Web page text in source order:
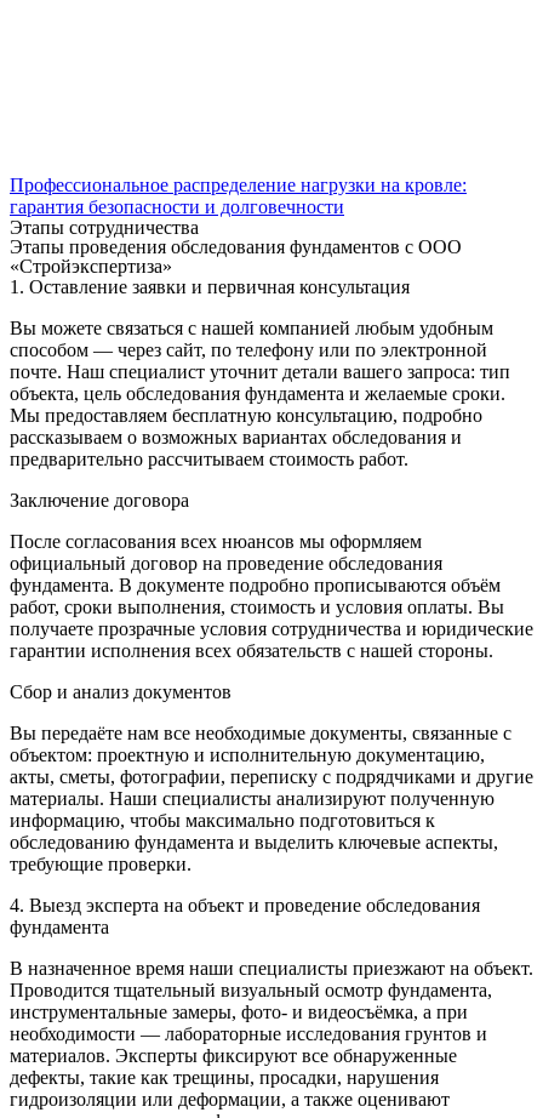
Профессиональное распределение нагрузки на кровле:
гарантия безопасности и долговечности
Этапы сотрудничества
Этапы проведения обследования фундаментов с ООО
«Стройэкспертиза»
1. Оставление заявки и первичная консультация
Вы можете связаться с нашей компанией любым удобным
способом — через сайт, по телефону или по электронной
почте. Наш специалист уточнит детали вашего запроса: тип
объекта, цель обследования фундамента и желаемые сроки.
Мы предоставляем бесплатную консультацию, подробно
рассказываем о возможных вариантах обследования и
предварительно рассчитываем стоимость работ.
Заключение договора
После согласования всех нюансов мы оформляем
официальный договор на проведение обследования
фундамента. В документе подробно прописываются объём
работ, сроки выполнения, стоимость и условия оплаты. Вы
получаете прозрачные условия сотрудничества и юридические
гарантии исполнения всех обязательств с нашей стороны.
Сбор и анализ документов
Вы передаёте нам все необходимые документы, связанные с
объектом: проектную и исполнительную документацию,
акты, сметы, фотографии, переписку с подрядчиками и другие
материалы. Наши специалисты анализируют полученную
информацию, чтобы максимально подготовиться к
обследованию фундамента и выделить ключевые аспекты,
требующие проверки.
4. Выезд эксперта на объект и проведение обследования
фундамента
В назначенное время наши специалисты приезжают на объект.
Проводится тщательный визуальный осмотр фундамента,
инструментальные замеры, фото- и видеосъёмка, а при
необходимости — лабораторные исследования грунтов и
материалов. Эксперты фиксируют все обнаруженные
дефекты, такие как трещины, просадки, нарушения
гидроизоляции или деформации, а также оценивают